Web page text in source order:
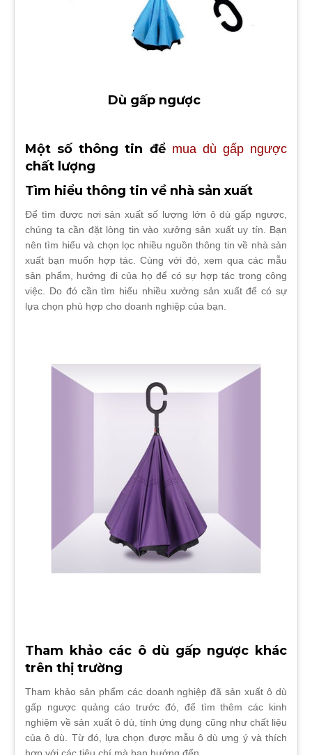
Dù gấp ngược
Một số thông tin để mua dù gấp ngược
chất lượng
Tìm hiểu thông tin về nhà sản xuất
Để tìm được nơi sản xuất số lượng lớn ô dù gấp ngược,
chúng ta cần đặt lòng tin vào xưởng sản xuất uy tín. Bạn
nên tìm hiểu và chọn lọc nhiều nguồn thông tin về nhà sản
xuất bạn muốn hợp tác. Cùng với đó, xem qua các mẫu
sản phẩm, hướng đi của họ để có sự hợp tác trong công
việc. Do đó cần tìm hiểu nhiều xưởng sản xuất để có sự
lựa chọn phù hợp cho doanh nghiệp của bạn.
Tham khảo các ô dù gấp ngược khác
trên thị trường
Tham khảo sản phẩm các doanh nghiệp đã sản xuất ô dù
gấp ngược quảng cáo trước đó, để tìm thêm các kinh
nghiệm về sản xuất ô dù, tính ứng dụng cũng như chất liệu
của ô dù. Từ đó, lựa chọn được mẫu ô dù ưng ý và thích